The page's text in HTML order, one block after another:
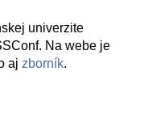
univerzite
Na webe je
aj zborník.